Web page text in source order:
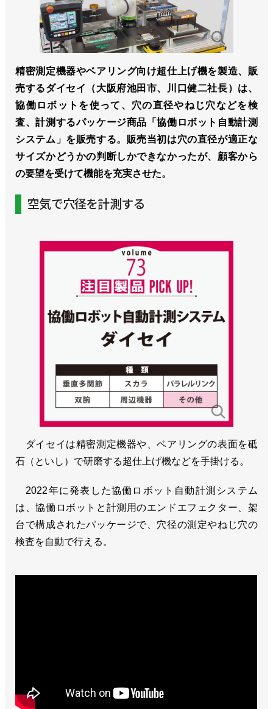
精密測定機器やベアリング向け超仕上げ機を製造、販
売するダイセイ（大阪府池田市、川口健二社長）は、
協働ロボットを使って、穴の直径やねじ穴などを検
査、計測するパッケージ商品「協働ロボット自動計測
システム」を販売する。販売当初は穴の直径が適正な
サイズかどうかの判断しかできなかったが、顧客から
の要望を受けて機能を充実させた。
空気で穴径を計測する
ダイセイは精密測定機器や、ベアリングの表面を砥
石（といし）で研磨する超仕上げ機などを手掛ける。
2022年に発表した協働ロボット自動計測システム
は、協働ロボットと計測用のエンドエフェクター、架
台で構成されたパッケージで、穴径の測定やねじ穴の
検査を自動で行える。